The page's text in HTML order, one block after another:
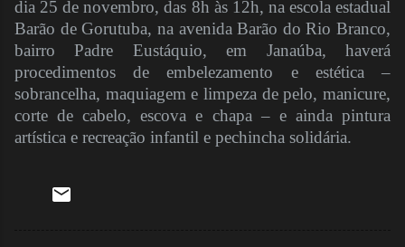
dia 25 de novembro, das 8h às 12h, na escola estadual
Barão de Gorutuba, na avenida Barão do Rio Branco,
bairro Padre Eustáquio, em Janaúba, haverá
procedimentos de embelezamento e estética –
sobrancelha, maquiagem e limpeza de pelo, manicure,
corte de cabelo, escova e chapa – e ainda pintura
artística e recreação infantil e pechincha solidária.